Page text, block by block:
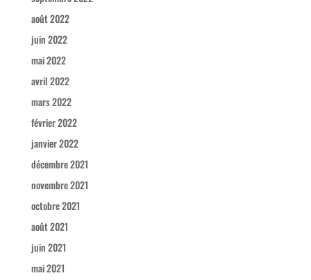
août 2022
juin 2022
mai 2022
avril 2022
mars 2022
février 2022
janvier 2022
décembre 2021
novembre 2021
octobre 2021
août 2021
juin 2021
mai 2021